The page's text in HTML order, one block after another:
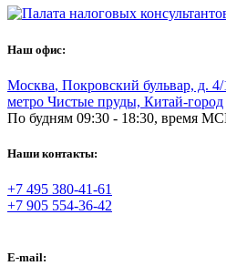
Наш офис:
Москва, Покровский бульвар, д. 4/
метро Чистые пруды, Китай-город
По будням 09:30 - 18:30, время
Наши контакты:
+7 495 380-41-61
+7 905 554-36-42
E-mail: